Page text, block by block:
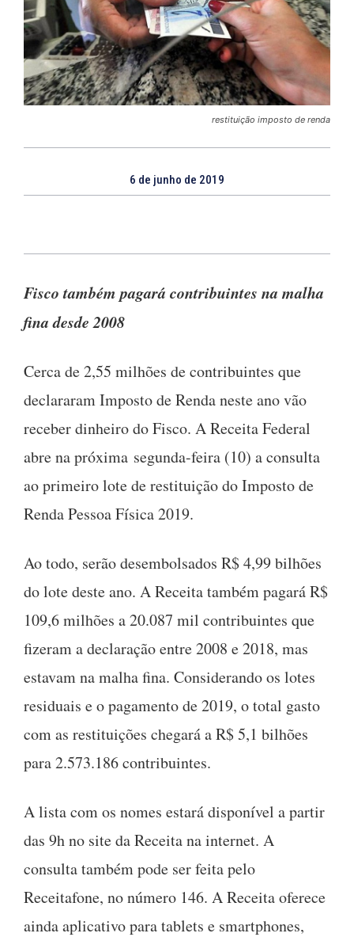
restituição imposto de renda
6 de junho de 2019
Fisco também pagará contribuintes na malha
fina desde 2008
Cerca de 2,55 milhões de contribuintes que
declararam Imposto de Renda neste ano vão
receber dinheiro do Fisco. A Receita Federal
abre na próxima segunda-feira (10) a consulta
ao primeiro lote de restituição do Imposto de
Renda Pessoa Física 2019.
Ao todo, serão desembolsados R$ 4,99 bilhões
do lote deste ano. A Receita também pagará R$
109,6 milhões a 20.087 mil contribuintes que
fizeram a declaração entre 2008 e 2018, mas
estavam na malha fina. Considerando os lotes
residuais e o pagamento de 2019, o total gasto
com as restituições chegará a R$ 5,1 bilhões
para 2.573.186 contribuintes.
A lista com os nomes estará disponível a partir
das 9h no site da Receita na internet. A
consulta também pode ser feita pelo
Receitafone, no número 146. A Receita oferece
ainda aplicativo para tablets e smartphones,